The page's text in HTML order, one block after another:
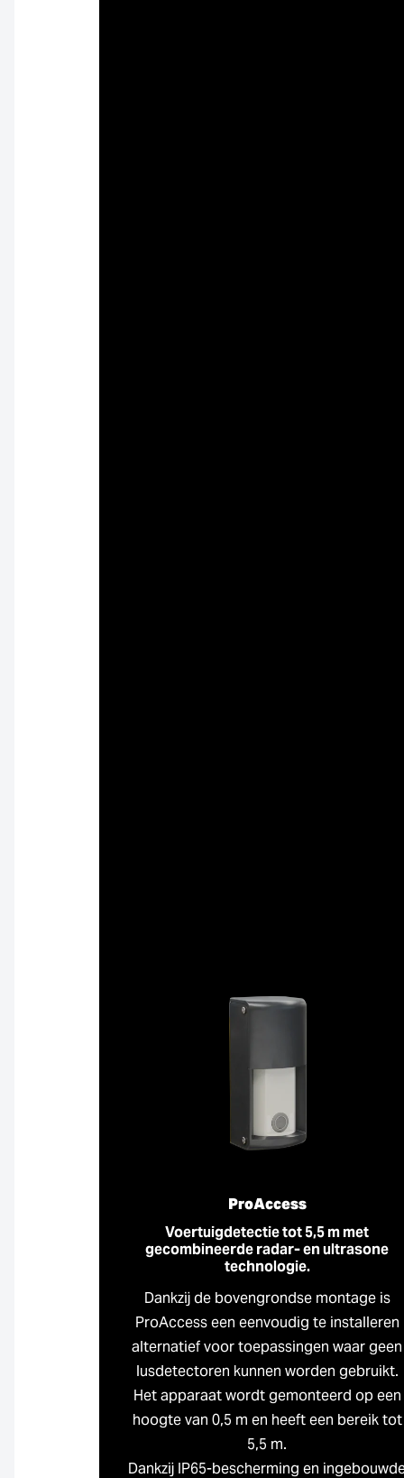
ProAccess
Voertuigdetectie tot 5,5 m met
gecombineerde radar- en ultrasone
technologie.
Dankzij de bovengrondse montage is
ProAccess een eenvoudig te installeren
alternatief voor toepassingen waar geen
lusdetectoren kunnen worden gebruikt.
Het apparaat wordt gemonteerd op een
hoogte van 0,5 m en heeft een bereik tot
5,5 m.
Dankzij IP65-bescherming en